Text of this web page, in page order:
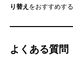
り替え をおすすめす
よくある質問